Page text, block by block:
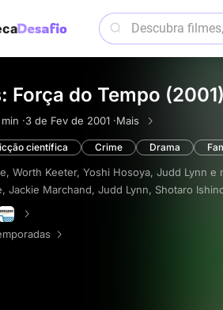
Força do Tempo (2001)
·3 de Fev de 2001 ·Mais
científica Crime Drama
, Worth Keeter, Yoshi Hosoya, Judd Lynn e
, Jackie Marchand, Judd Lynn, Shotaro